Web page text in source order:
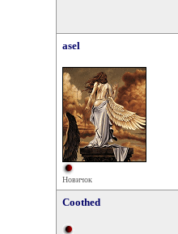
asel
Новичок
Coothed